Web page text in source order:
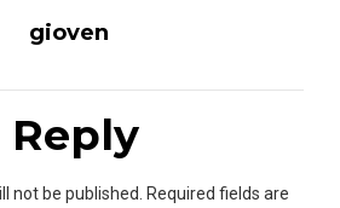
gioven
Reply
not be published. Required fields are